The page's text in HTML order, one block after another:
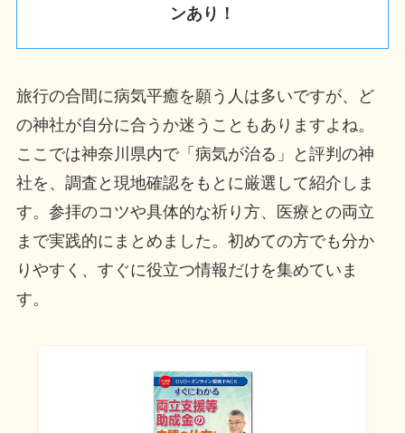
ンあり！
旅行の合間に病気平癒を願う人は多いですが、ど
の神社が自分に合うか迷うこともありますよね。
ここでは神奈川県内で「病気が治る」と評判の神
社を、調査と現地確認をもとに厳選して紹介しま
す。参拝のコツや具体的な祈り方、医療との両立
まで実践的にまとめました。初めての方でも分か
りやすく、すぐに役立つ情報だけを集めていま
す。